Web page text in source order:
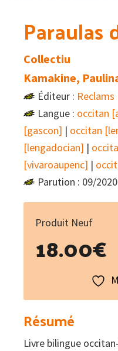
Paraulas
Collectiu
Kamakine,
Éditeur : Reclams
Langue : occitan
[gascon] | occitan
[lengadocian] |
[vivaroaupenc] |
Parution : 09/2020
Produit Neuf
18.00€
Résumé
Livre bilingue